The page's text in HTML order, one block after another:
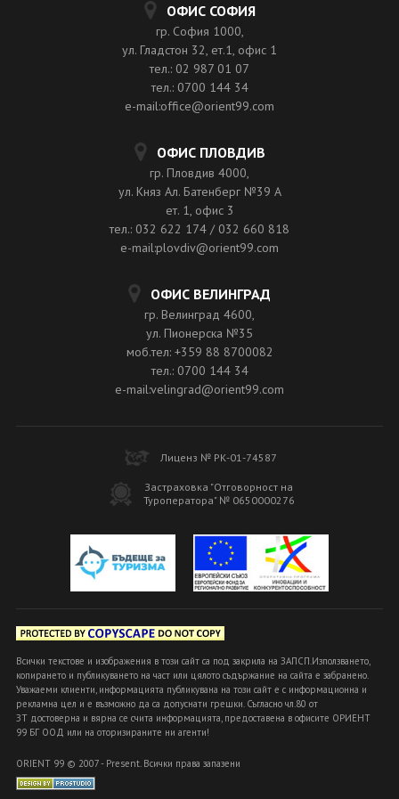
ОФИС СОФИЯ
гр. София 1000,
ул. Гладстон 32, ет.1, офис 1
тел.: 02 987 01 07
тел.: 0700 144 34
e-mail:office@orient99.com
ОФИС ПЛОВДИВ
гр. Пловдив 4000,
ул. Княз Ал. Батенберг №39 A
ет. 1, офис 3
тел.: 032 622 174 / 032 660 818
e-mail:plovdiv@orient99.com
ОФИС ВЕЛИНГРАД
гр. Велинград 4600,
ул. Пионерска №35
моб.тел: +359 88 8700082
тел.: 0700 144 34
e-mail:velingrad@orient99.com
Лиценз № РК-01-74587
Застраховка "Отговорност на
Туроператора" № 0650000276
Всички текстове и изображения в този сайт са под закрила на ЗАПСП.Използването,
копирането и публикуването на част или цялото съдържание на сайта е забранено.
Уважаеми клиенти, информацията публикувана на този сайт е с информационна и
рекламна цел и е възможно да са допуснати грешки. Съгласно чл.80 от
ЗТ достоверна и вярна се счита информацията, предоставена в офисите ОРИЕНТ
99 БГ ООД или на оторизираните ни агенти!
ORIENT 99 © 2007 - Present. Всички права запазени